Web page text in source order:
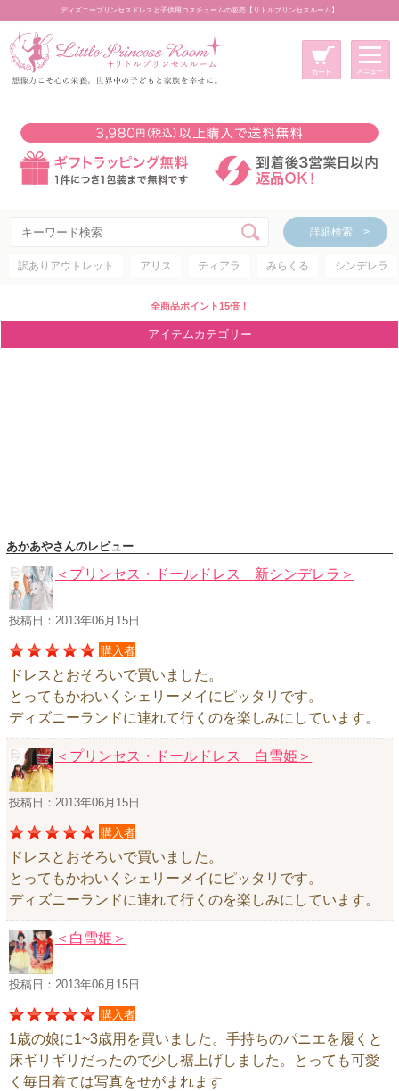
ディズニープリンセスドレスと子供用コスチュームの販売【リトルプリンセスルーム】
詳細検索 >
訳ありアウトレット アリス ティアラ みらくる シンデレラ
全商品ポイント15倍！
アイテムカテゴリー
あかあやさんのレビュー
＜プリンセス・ドールドレス 新シンデレラ＞
投稿日：2013年06月15日
購入者
ドレスとおそろいで買いました。
とってもかわいくシェリーメイにピッタリです。
ディズニーランドに連れて行くのを楽しみにしています。
＜プリンセス・ドールドレス 白雪姫＞
投稿日：2013年06月15日
購入者
ドレスとおそろいで買いました。
とってもかわいくシェリーメイにピッタリです。
ディズニーランドに連れて行くのを楽しみにしています。
＜白雪姫＞
投稿日：2013年06月15日
購入者
1歳の娘に1~3歳用を買いました。手持ちのパニエを履くと
床ギリギリだったので少し裾上げしました。とっても可愛
く毎日着ては写真をせがまれます
新規会員登録
マイページ
カート
詳細検索 >
アイテムカテゴリー
ディズニープリンセス
ディズニキャラクター
返品・交換
サイズの測り方
よくあるご質問
マイページログイン
お問い合わせ